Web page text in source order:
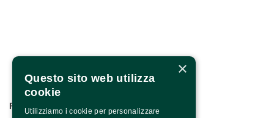
PER INFO E CONTATTI:
×
Questo sito web utilizza
cookie
Utilizziamo i cookie per personalizzare